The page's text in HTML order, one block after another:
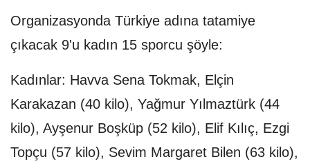
Organizasyonda Türkiye adına tatamiye
çıkacak 9'u kadın 15 sporcu şöyle:
Kadınlar: Havva Sena Tokmak, Elçin
Karakazan (40 kilo), Yağmur Yılmaztürk (44
kilo), Ayşenur Boşküp (52 kilo), Elif Kılıç, Ezgi
Topçu (57 kilo), Sevim Margaret Bilen (63 kilo),